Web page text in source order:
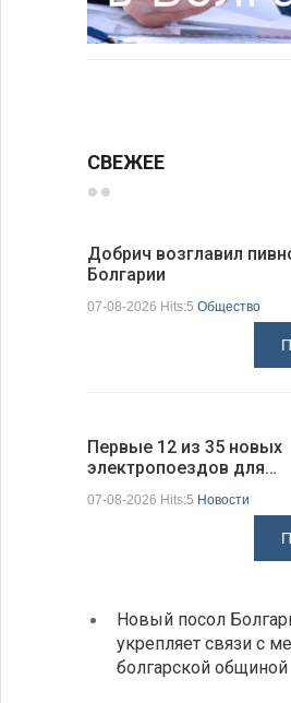
СВЕЖЕЕ
Добрич возглавил
Болгарии
07-08-2026 Hits:5 Общество
Первые 12 из 35 новых
электропоездов для…
07-08-2026 Hits:5 Новости
Новый посол
укрепляет связи с
болгарской общиной